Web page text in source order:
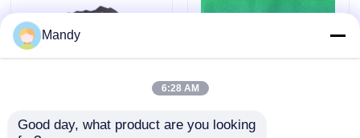
মামলা
অফসেট প্রিন্টিং অংশ
Mandy
6:28 AM
Good day, what product are you looking